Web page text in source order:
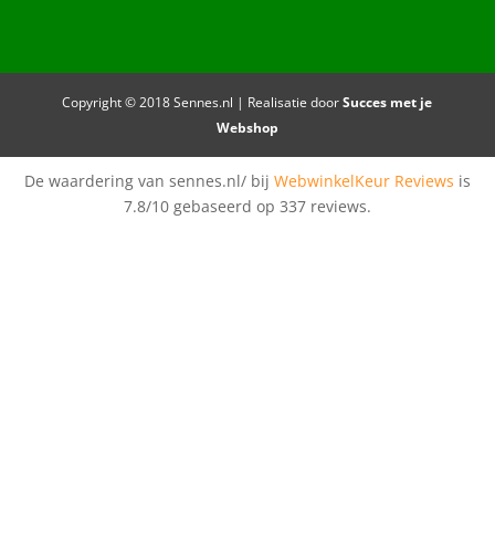
Copyright © 2018 Sennes.nl | Realisatie doorSucces met je
Webshop
De waardering van sennes.nl/ bij WebwinkelKeur Reviews is
7.8/10 gebaseerd op 337 reviews.